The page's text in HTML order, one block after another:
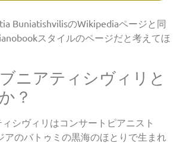
BuniatishvilisのWikipediaページと同
スタイルのページだと考えてほ
ニアティシヴィリと
？
シヴィリはコンサートピアニスト
アのバトゥミの黒海のほとりで生まれ